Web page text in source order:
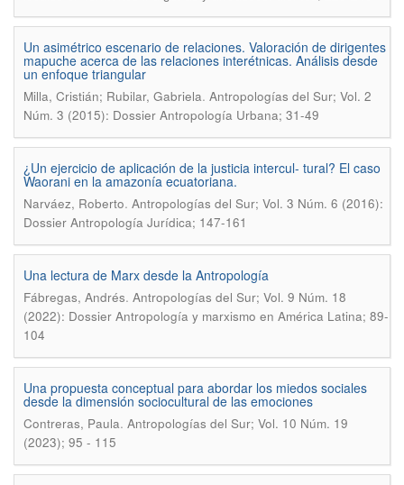
Un asimétrico escenario de relaciones. Valoración de dirigentes
mapuche acerca de las relaciones interétnicas. Análisis desde
un enfoque triangular
Milla, Cristián; Rubilar, Gabriela. Antropologías del Sur; Vol. 2
Núm. 3 (2015): Dossier Antropología Urbana; 31-49
¿Un ejercicio de aplicación de la justicia intercul- tural? El caso
Waorani en la amazonía ecuatoriana.
Narváez, Roberto. Antropologías del Sur; Vol. 3 Núm. 6 (2016):
Dossier Antropología Jurídica; 147-161
Una lectura de Marx desde la Antropología
Fábregas, Andrés. Antropologías del Sur; Vol. 9 Núm. 18
(2022): Dossier Antropología y marxismo en América Latina; 89-
104
Una propuesta conceptual para abordar los miedos sociales
desde la dimensión sociocultural de las emociones
Contreras, Paula. Antropologías del Sur; Vol. 10 Núm. 19
(2023); 95 - 115